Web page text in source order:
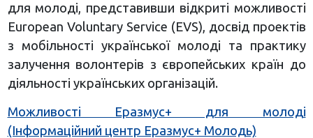
для молоді, представивши відкриті можливості
European Voluntary Service (EVS), досвід проектів
з мобільності української молоді та практику
залучення волонтерів з європейських країн до
діяльності українських організацій.
Можливості Еразмус+ для молоді
(Інформаційний центр Еразмус+ Молодь)